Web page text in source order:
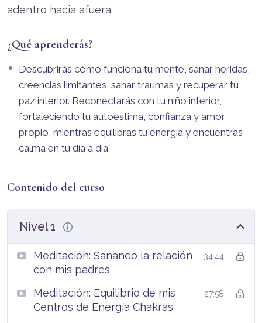
adentro hacia afuera.
¿Qué aprenderás?
Descubrirás cómo funciona tu mente, sanar heridas,
creencias limitantes, sanar traumas y recuperar tu
paz interior. Reconectarás con tu niño interior,
fortaleciendo tu autoestima, confianza y amor
propio, mientras equilibras tu energía y encuentras
calma en tu día a día.
Contenido del curso
Nivel 1
Meditación: Sanando la relación
con mis padres
34:44
Meditación: Equilibrio de mis
Centros de Energía Chakras
27:58